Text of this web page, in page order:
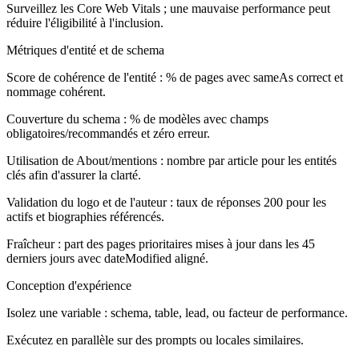
Surveillez les Core Web Vitals ; une mauvaise performance peut
réduire l'éligibilité à l'inclusion.
Métriques d'entité et de schema
Score de cohérence de l'entité : % de pages avec sameAs correct et
nommage cohérent.
Couverture du schema : % de modèles avec champs
obligatoires/recommandés et zéro erreur.
Utilisation de About/mentions : nombre par article pour les entités
clés afin d'assurer la clarté.
Validation du logo et de l'auteur : taux de réponses 200 pour les
actifs et biographies référencés.
Fraîcheur : part des pages prioritaires mises à jour dans les 45
derniers jours avec dateModified aligné.
Conception d'expérience
Isolez une variable : schema, table, lead, ou facteur de performance.
Exécutez en parallèle sur des prompts ou locales similaires.